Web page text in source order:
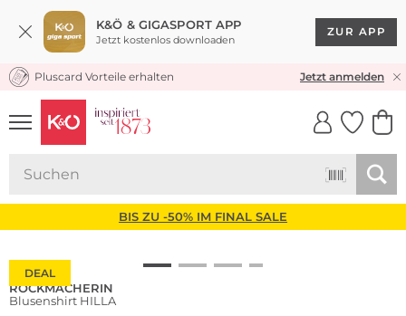
K&Ö & GIGASPORT APP
Jetzt kostenlos downloaden
ZUR APP
KOSTENLOSER VERSAND* & RÜCKVERSAND
Pluscard Vorteile erhalten Jetzt anmelden
UNSERE APP
CLICK &
BIS ZU -50% IM FINAL SALE
DEAL
ROCKMACHERIN
Blusenshirt HILLA